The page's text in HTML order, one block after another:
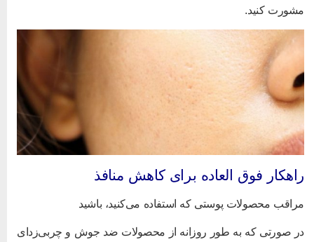
کنید.
فوق العاده برای کاهش منافذ
محصولات پوستی که استفاده می‌کنید، باشید
صورتی که به طور روزانه از محصولات ضد جوش و چربی‌زدای